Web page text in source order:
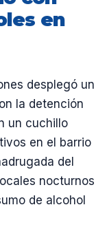
en
desplegó un
la detención
un cuchillo
en el barrio
del
nocturnos
de alcohol